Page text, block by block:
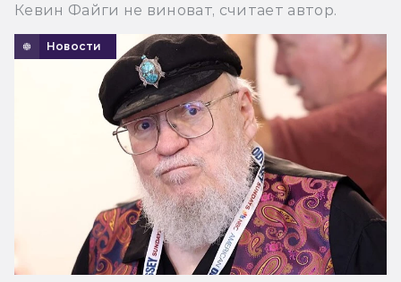
Кевин Файги не виноват, считает автор.
Новости